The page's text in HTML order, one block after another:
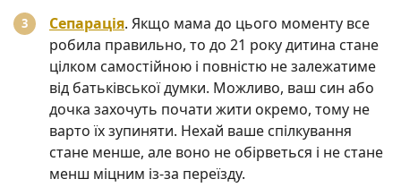
Сепарація. Якщо мама до цього моменту все
робила правильно, то до 21 року дитина стане
цілком самостійною і повністю не залежатиме
від батьківської думки. Можливо, ваш син або
дочка захочуть почати жити окремо, тому не
варто їх зупиняти. Нехай ваше спілкування
стане менше, але воно не обірветься і не стане
менш міцним із-за переїзду.